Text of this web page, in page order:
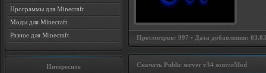
Программы для Minecraft
Моды для Minecraft
Разное для Minecraft
Интересное
Просмотров: 997 • Дата добавления:
Скачать Public server v34 sourceMod